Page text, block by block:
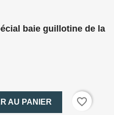
baie guillotine de la
AU PANIER
favorite_border